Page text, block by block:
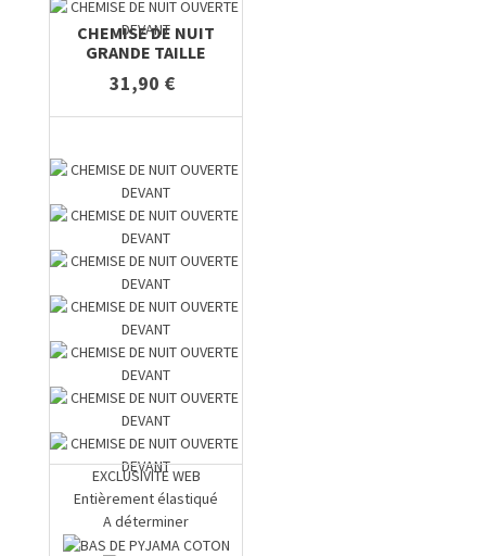
CHEMISE DE NUIT
GRANDE TAILLE
31,90 €
EXCLUSIVITE WEB
Entièrement élastiqué
A déterminer